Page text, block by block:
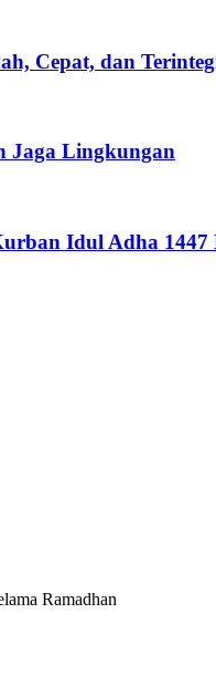
Cepat, dan
Jaga Lingkungan
Idul Adha 1447
Ramadhan